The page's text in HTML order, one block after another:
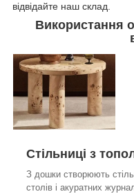
відвідайте наш склад.
Використання
Стільниці з
З дошки створюють
столів і акуратних